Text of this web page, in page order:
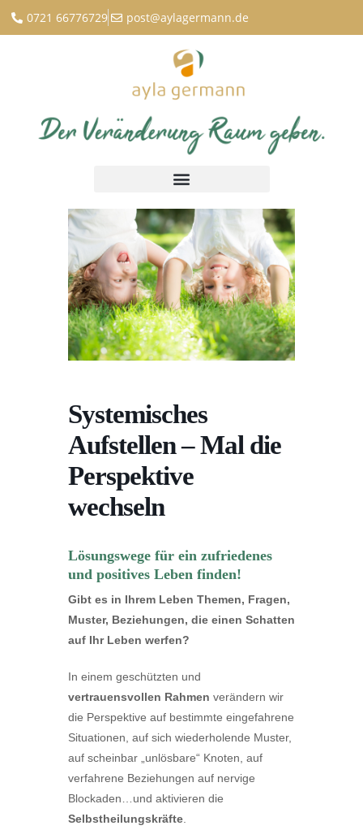
0721 66776729 post@aylagermann.de
Systemisches
Aufstellen – Mal die
Perspektive
wechseln
Lösungswege für ein zufriedenes
und positives Leben finden!
Gibt es in Ihrem Leben Themen, Fragen,
Muster, Beziehungen, die einen Schatten
auf Ihr Leben werfen?
In einem geschützten und
vertrauensvollen Rahmen verändern wir
die Perspektive auf bestimmte eingefahrene
Situationen, auf sich wiederholende Muster,
auf scheinbar „unlösbare“ Knoten, auf
verfahrene Beziehungen auf nervige
Blockaden…und aktivieren die
Selbstheilungskräfte